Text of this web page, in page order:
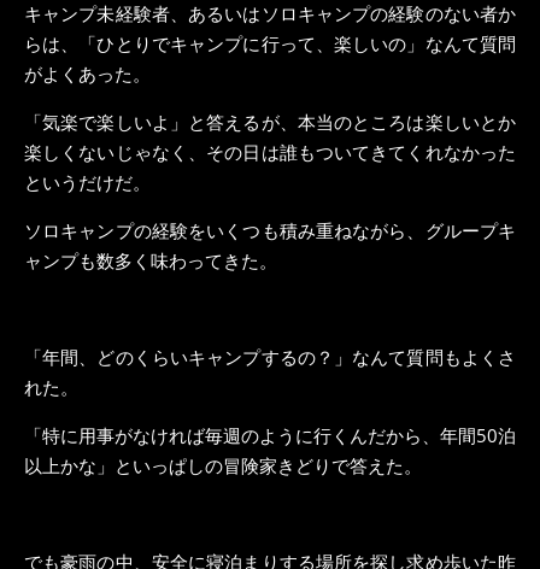
キャンプ未経験者、あるいはソロキャンプの経験のない者か
らは、「ひとりでキャンプに行って、楽しいの」なんて質問
がよくあった。
「気楽で楽しいよ」と答えるが、本当のところは楽しいとか
楽しくないじゃなく、その日は誰もついてきてくれなかった
というだけだ。
ソロキャンプの経験をいくつも積み重ねながら、グループキ
ャンプも数多く味わってきた。
「年間、どのくらいキャンプするの？」なんて質問もよくさ
れた。
「特に用事がなければ毎週のように行くんだから、年間50泊
以上かな」といっぱしの冒険家きどりで答えた。
でも豪雨の中、安全に寝泊まりする場所を探し求め歩いた昨